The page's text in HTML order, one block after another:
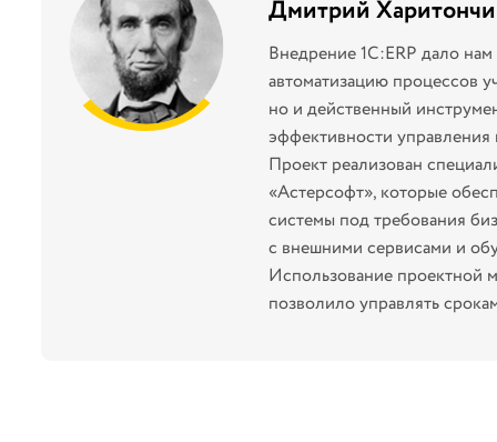
Дмитрий
Внедрение 1С:ERP дало нам
автоматизацию процессов
но и действенный
эффективности управления
Проект реализован
«Астерсофт», которые
системы под требования
с внешними сервисами и
Использование проектной
позволило управлять